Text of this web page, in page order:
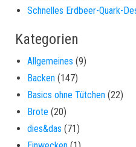
Schnelles Erdbeer-Quark-
Kategorien
Allgemeines (9)
Backen (147)
Basics ohne Tütchen (22)
Brote (20)
dies&das (71)